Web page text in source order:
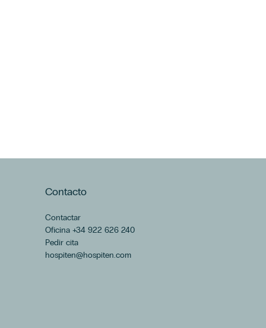
Contacto
Contactar
Oficina +34 922 626 240
Pedir cita
hospiten@hospiten.com